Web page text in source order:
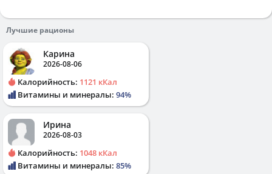
Лучшие рационы
Карина
2026-08-06
Калорийность: 1121 кКал
Витамины и минералы: 94%
Ирина
2026-08-03
Калорийность: 1048 кКал
Витамины и минералы: 85%